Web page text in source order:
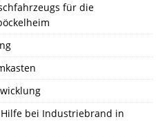
für die
bei Industriebrand in